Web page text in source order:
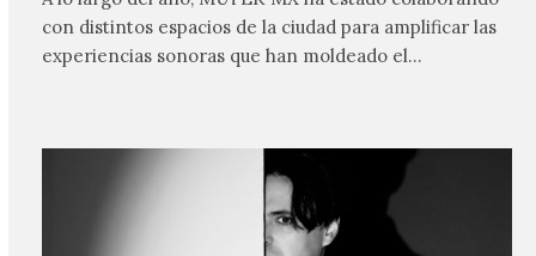
con distintos espacios de la ciudad para amplificar las
experiencias sonoras que han moldeado el…